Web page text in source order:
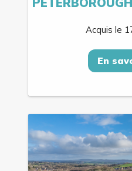
Acquis le
En